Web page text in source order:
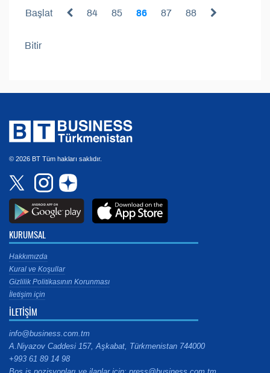
Başlat 84 85 86 87 88
Bitir
© 2026 BT Tüm hakları saklıdır.
KURUMSAL
Hakkımızda
Kural ve Koşullar
Gizlilik Politikasının Korunması
İletişim için
İLETİŞİM
info@business.com.tm
A.Niyazov Caddesi 157, Aşkabat, Türkmenistan 744000
+993 61 89 14 98